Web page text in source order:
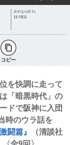
photograph by
JIJI PRESS
コピー
を快調に走って
「暗黒時代」の
ドで阪神に入団
時のウラ話を
闘篇』
（清談社